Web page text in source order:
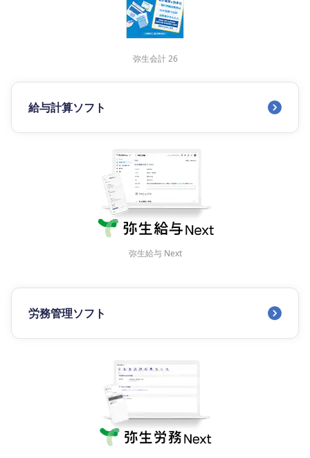
弥生会計 26
給与計算ソフト
弥生給与 Next
労務管理ソフト